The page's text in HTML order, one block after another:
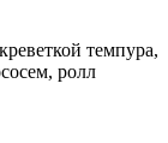
темпура,
ролл